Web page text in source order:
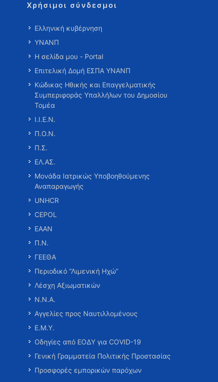
Χρήσιμοι σύνδεσμοι
Ελληνική κυβέρνηση
ΥΝΑΝΠ
Η σελίδα μου - Portal
Επιτελική Δομή ΕΣΠΑ ΥΝΑΝΠ
Κώδικας Ηθικής και Επαγγελματικής
Συμπεριφοράς Υπαλλήλων του Δημοσίου
Τομέα
Ι.Ι.Ε.Ν.
Π.Ο.Ν.
Π.Σ.
ΕΛ.ΑΣ.
Μονάδα Ιατρικώς Υποβοηθούμενης
Αναπαραγωγής
UNHCR
CEPOL
ΕΑΑΝ
Π.Ν.
ΓΕΕΘΑ
Περιοδικό “Λιμενική Ηχώ”
Λέσχη Αξιωματικών
Ν.Ν.Α.
Αγγελίες προς Ναυτιλλομένους
Ε.Μ.Υ.
Οδηγίες από ΕΟΔΥ για COVID-19
Γενική Γραμματεία Πολιτικής Προστασίας
Προσφορές εμπορικών παρόχων